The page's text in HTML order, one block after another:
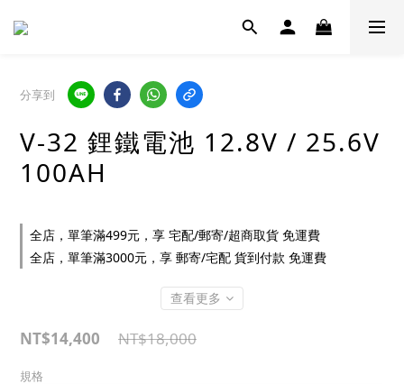
分享到
V-32 鋰鐵電池 12.8V / 25.6V
100AH
全店，單筆滿499元，享 宅配/郵寄/超商取貨 免運費
全店，單筆滿3000元，享 郵寄/宅配 貨到付款 免運費
查看更多
NT$18,000
NT$14,400
規格